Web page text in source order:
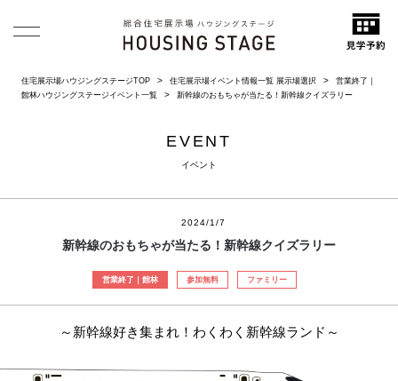
住宅展示場ハウジングステージTOP 住宅展示場イベント情報一覧 展示場選択
営業終了｜
館林ハウジングステージイベント一覧
新幹線のおもちゃが当たる！新幹線クイズラリー
EVENT
イベント
2024/1/7
新幹線のおもちゃが当たる！新幹線クイズラリー
営業終了｜館林 参加無料 ファミリー
～新幹線好き集まれ！わくわく新幹線ランド～